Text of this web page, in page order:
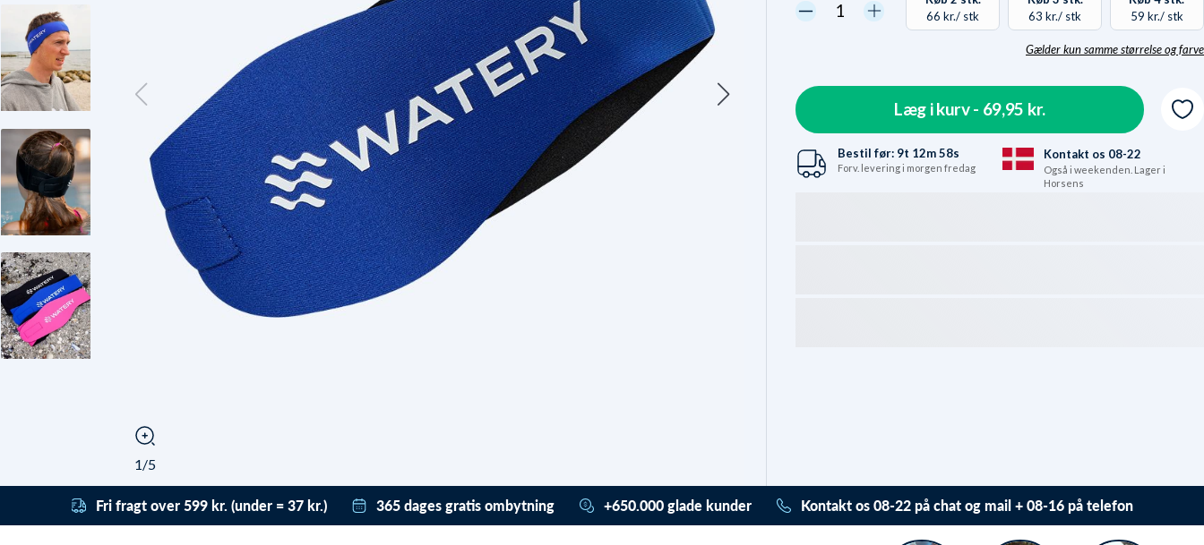
1/5
66 kr./ stk
63 kr./ stk
59 kr./ stk
kaos-inddelt. Samme
størrelser/farver ligger
ikke samme sted. Vi sparer
penge i vores håndtering,
når vi kun skal plukke på
én lokation - derfor
Gælder kun samme størrelse og farve
Læg i kurv - 69,95 kr.
Bestil før: 9t 12m57s
Forv. levering i morgen fredag
Kontakt os 08-22
Også i weekenden. Lager i
Horsens
Fri fragt over 599 kr. (under = 37 kr.) 365 dages gratis ombytning +650.000 glade kunder Kontakt os 08-22 på chat og mail + 08-16 på telefon